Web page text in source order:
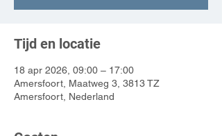
Tijd en locatie
18 apr 2026, 09:00 – 17:00
Amersfoort, Maatweg 3, 3813 TZ
Amersfoort, Nederland